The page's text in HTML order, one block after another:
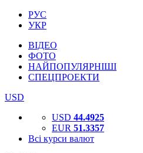
РУС
УКР
ВІДЕО
ФОТО
НАЙПОПУЛЯРНІШІ
СПЕЦПРОЕКТИ
USD
USD 44.4925
EUR 51.3357
Всі курси валют